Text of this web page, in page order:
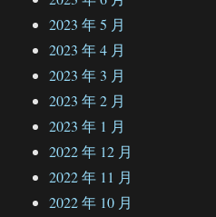
2023 年 5 月
2023 年 4 月
2023 年 3 月
2023 年 2 月
2023 年 1 月
2022 年 12 月
2022 年 11 月
2022 年 10 月